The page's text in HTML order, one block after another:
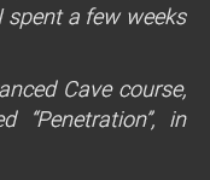
spent a few weeks
Cave course,
in